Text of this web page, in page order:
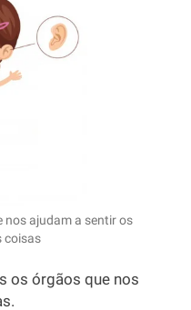
nos ajudam a sentir os
coisas
os órgãos que nos